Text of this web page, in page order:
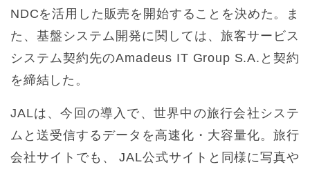
NDCを活用した販売を開始することを決めた。ま
た、基盤システム開発に関しては、旅客サービス
システム契約先のAmadeus IT Group S.A.と契約
を締結した。
JALは、今回の導入で、世界中の旅行会社システ
ムと送受信するデータを高速化・大容量化。旅行
会社サイトでも、 JAL公式サイトと同様に写真や